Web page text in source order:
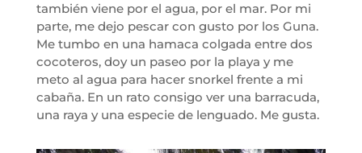
también viene por el agua, por el mar. Por mi
parte, me dejo pescar con gusto por los Guna.
Me tumbo en una hamaca colgada entre dos
cocoteros, doy un paseo por la playa y me
meto al agua para hacer snorkel frente a mi
cabaña. En un rato consigo ver una barracuda,
una raya y una especie de lenguado. Me gusta.